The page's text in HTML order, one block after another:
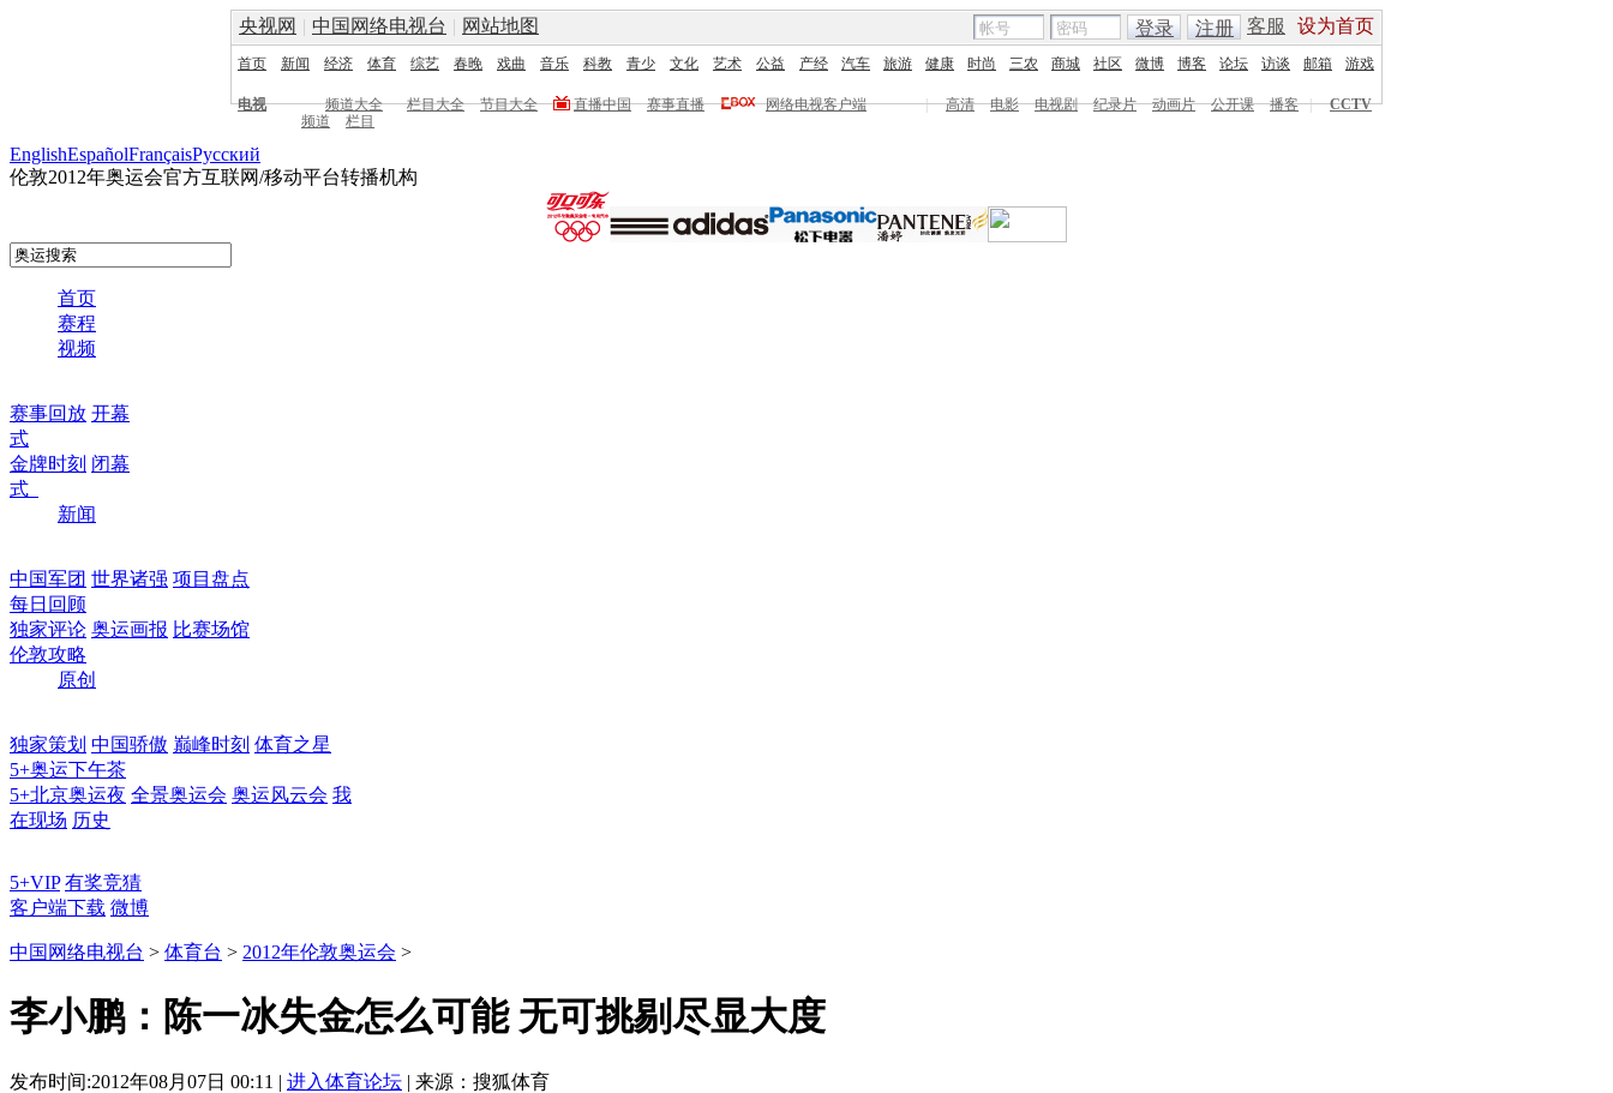
央视网 | 中国网络电视台 | 网站地图 客服 设为首页
登录 注册
首页 新闻 经济 体育 综艺 春晚 戏曲 音乐 科教 青少 文化 艺术 公益 产经 汽车 旅游 健康 时尚 三农 商城 社区 微博 博客 论坛 访谈 邮箱 游戏
电视 频道大全 栏目大全 节目大全 直播中国 赛事直播 网络电视客户端 | 高清 电影 电视剧 纪录片 动画片 公开课 播客 |
CCTV
频道
栏目
EnglishEspañolFrançaisPусский
伦敦2012年奥运会官方互联网/移动平台转播机构
首页
赛程
视频
赛事回放 开幕
式
金牌时刻 闭幕
式
新闻
中国军团 世界诸强 项目盘点
每日回顾
独家评论 奥运画报 比赛场馆
伦敦攻略
原创
独家策划 中国骄傲 巅峰时刻 体育之星
5+奥运下午茶
5+北京奥运夜 全景奥运会 奥运风云会 我
在现场 历史
5+VIP 有奖竞猜
客户端下载 微博
中国网络电视台 > 体育台 > 2012年伦敦奥运会 >
李小鹏：陈一冰失金怎么可能 无可挑剔尽显大度
发布时间:2012年08月07日 00:11 | 进入体育论坛 | 来源：搜狐体育